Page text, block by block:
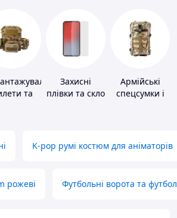
та
Захисні
плівки та скло
Армійські
спецсумки і
K-pop румі костюм для аніматорів
рожеві Футбольні ворота та